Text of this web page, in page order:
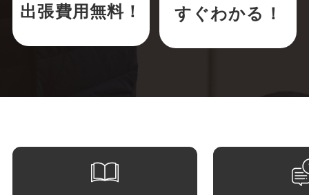
出張費用無料！ すぐわかる！